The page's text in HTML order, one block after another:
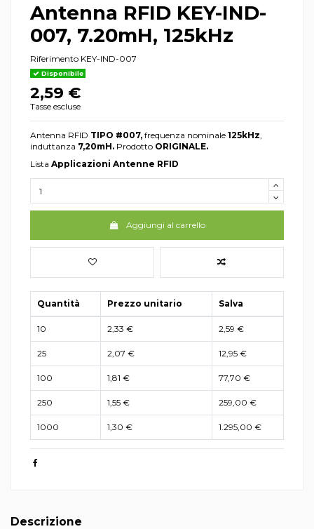
Antenna RFID KEY-IND-
007, 7.20mH, 125kHz
Riferimento KEY-IND-007
Disponibile
2,59 €
Tasse escluse
Antenna RFID TIPO #007, frequenza nominale 125kHz
induttanza 7,20mH. Prodotto ORIGINALE.
Lista Applicazioni Antenne RFID
Aggiungi al carrello
Quantità Prezzo unitario Salva
10 2,33 € 2,59 €
25 2,07 € 12,95 €
100 1,81 € 77,70 €
250 1,55 € 259,00 €
1000 1,30 € 1.295,00 €
Descrizione